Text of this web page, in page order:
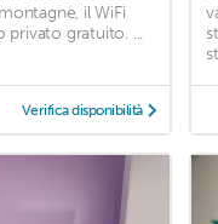
il WiFi
privato gratuito. ...
Verifica disponibilità